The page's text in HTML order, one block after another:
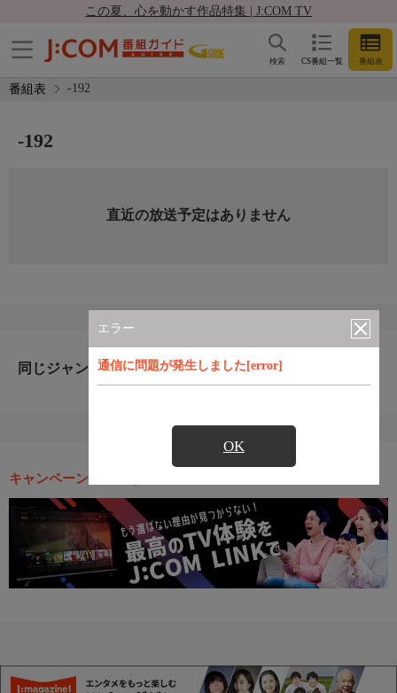
この夏、心を動かす作品特集 | J:COM TV
CS番組一覧 番組表
検索
番組表 -192
エラー
通信に問題が発生しました[error]
OK
-192
直近の放送予定はありません
同じジャンルのおすすめ番組
キャンペーン・お得な情報